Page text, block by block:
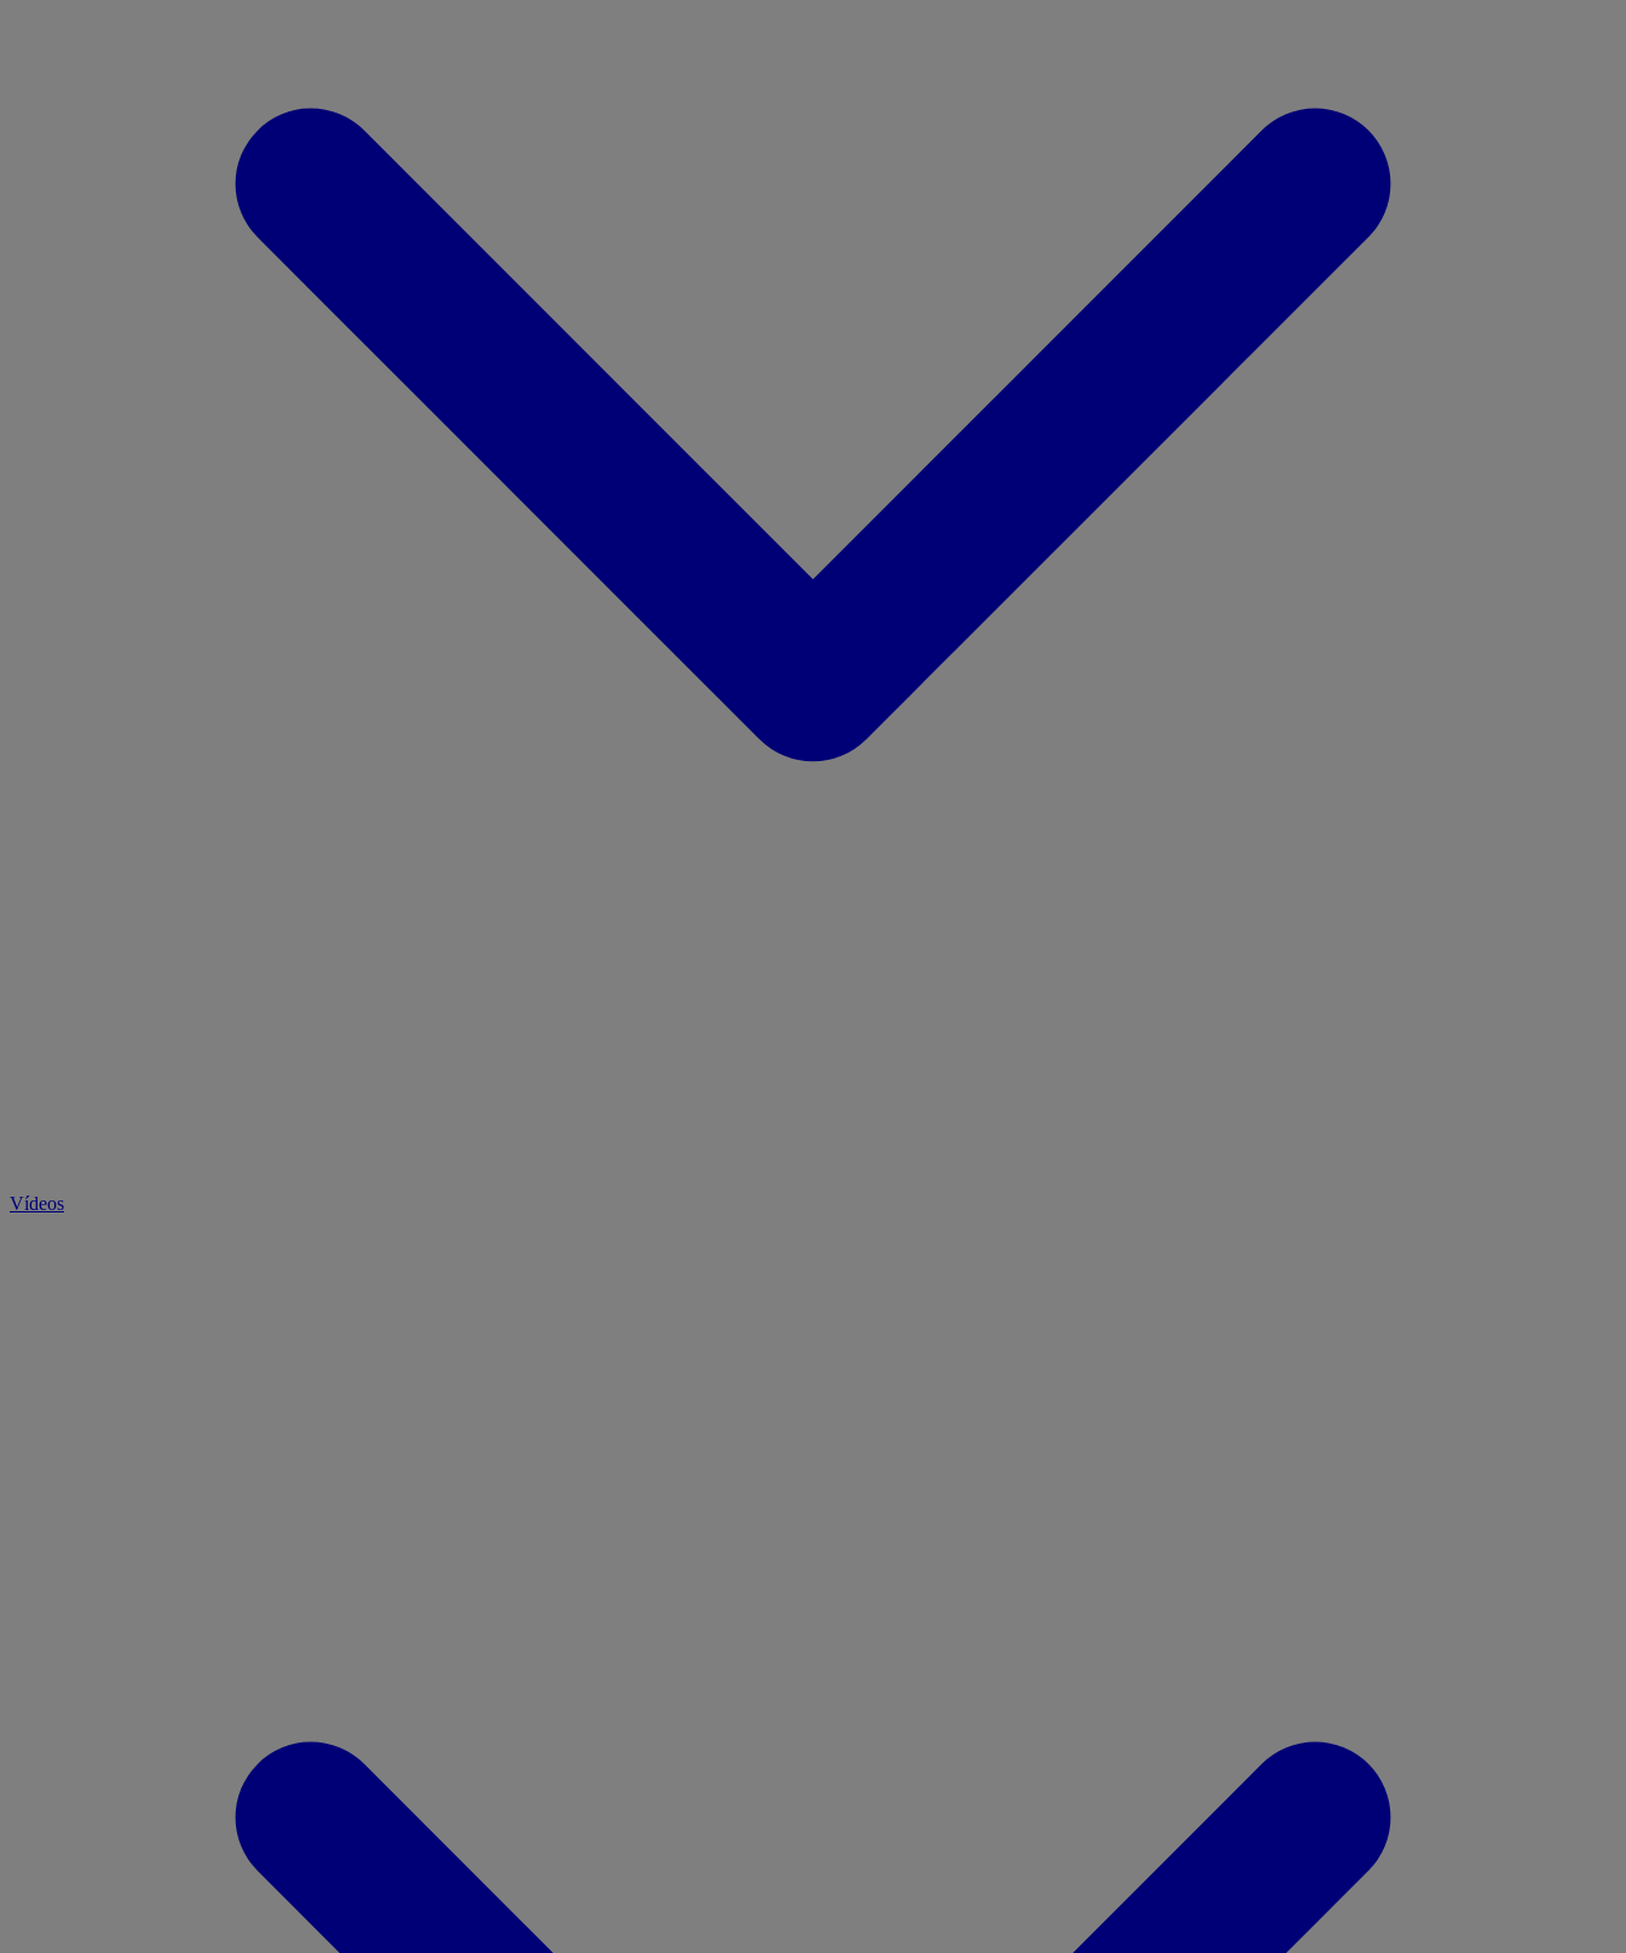
Vídeos